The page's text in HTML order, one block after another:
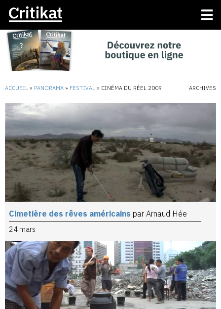
ACCUEIL » PANORAMA » FESTIVAL » CINÉMA DU RÉEL 2009 ARCHIVES
Cimetière des rêves américains par Arnaud Hée
24 mars